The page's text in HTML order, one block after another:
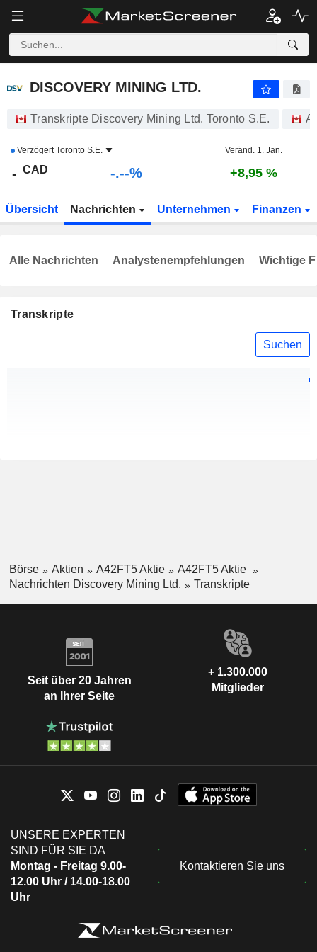
DISCOVERY MINING LTD. - $ -
DISCOVERY MINING LTD.
Transkripte Discovery Mining Ltd. Toronto S.E.
VerzögertToronto S.E. Veränd. 1. Jan.
- CAD -.--% +8,95 %
Übersicht Nachrichten Unternehmen Finanzen
Transkripte
Suchen
Alle Nachrichten Analystenempfehlungen Wichtige
Börse Aktien A42FT5 Aktie
A42FT5 Aktie
Nachrichten Discovery Mining Ltd.
Transkripte
Seit über 20 Jahren
an Ihrer Seite
+ 1.300.000
Mitglieder
UNSERE EXPERTEN
SIND FÜR SIE DA
Montag - Freitag 9.00-
12.00 Uhr / 14.00-18.00
Uhr
Kontaktieren Sie uns